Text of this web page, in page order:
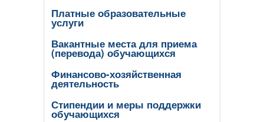
Платные образовательные
услуги
Вакантные места для приема
(перевода) обучающихся
Финансово-хозяйственная
деятельность
Стипендии и меры поддержки
обучающихся